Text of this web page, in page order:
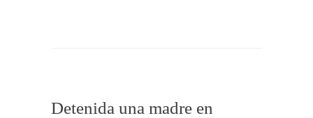
Detenida una madre en